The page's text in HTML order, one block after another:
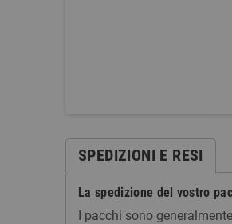
SPEDIZIONI E RESI
La spedizione del vostro
I pacchi sono